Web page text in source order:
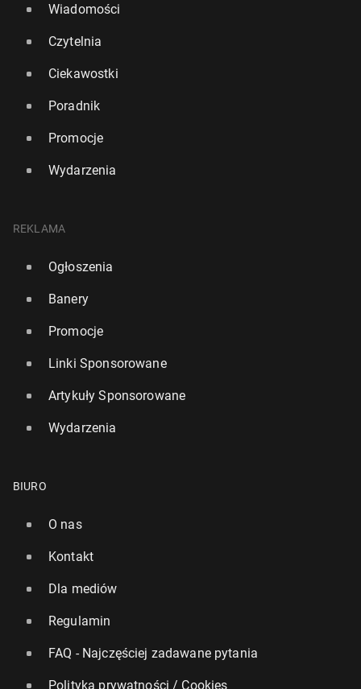
Wiadomości
Czytelnia
Ciekawostki
Poradnik
Promocje
Wydarzenia
REKLAMA
Ogłoszenia
Banery
Promocje
Linki Sponsorowane
Artykuły Sponsorowane
Wydarzenia
BIURO
O nas
Kontakt
Dla mediów
Regulamin
FAQ - Najczęściej zadawane pytania
Polityka prywatności / Cookies